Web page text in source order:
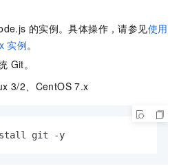
的实例。具体操作，请参见使用
实例。
Git。
3/2、CentOS 7.x
git -y